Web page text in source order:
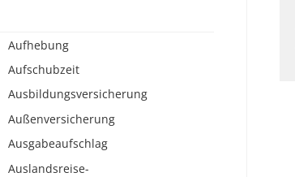
Aufhebung
Aufschubzeit
Ausbildungsversicherung
Außenversicherung
Ausgabeaufschlag
Auslandsreise-